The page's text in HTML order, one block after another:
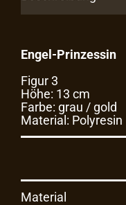
Engel-Prinzessin​
Figur 3
Höhe: 13 cm
Farbe: grau / gold
Material: Polyresin
Material